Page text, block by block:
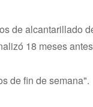
de alcantarillado
18 meses
de fin de semana".